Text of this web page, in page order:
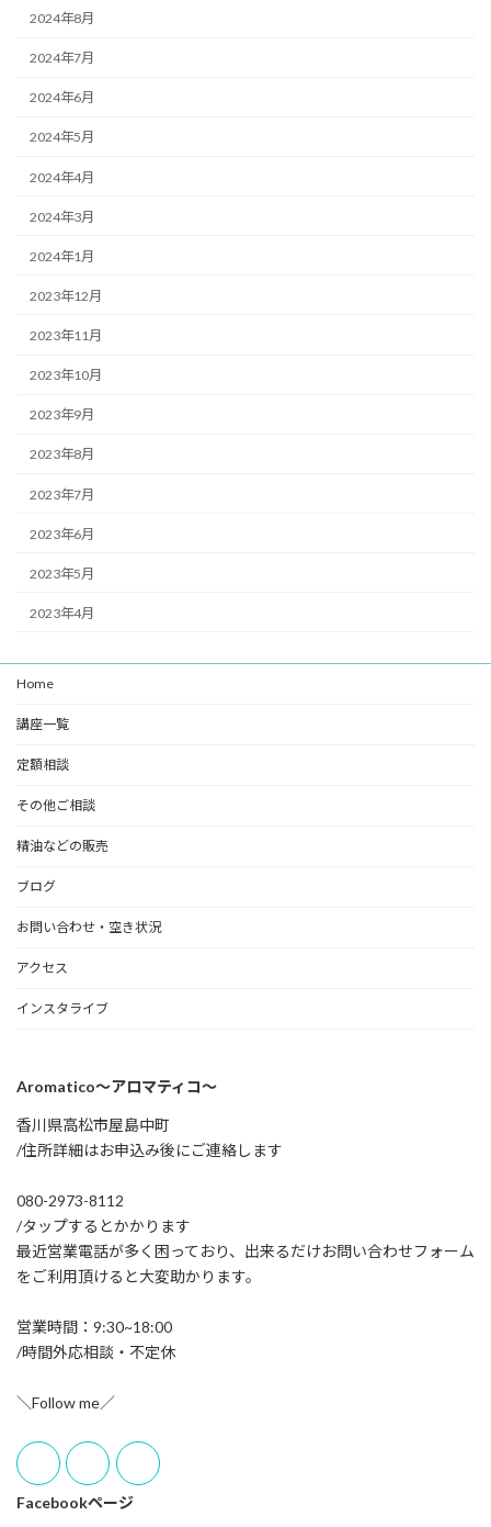
2024年8月
2024年7月
2024年6月
2024年5月
2024年4月
2024年3月
2024年1月
2023年12月
2023年11月
2023年10月
2023年9月
2023年8月
2023年7月
2023年6月
2023年5月
2023年4月
Home
講座一覧
定額相談
その他ご相談
精油などの販売
ブログ
お問い合わせ・空き状況
アクセス
インスタライブ
Aromatico～アロマティコ～
香川県高松市屋島中町
/住所詳細はお申込み後にご連絡します
080-2973-8112
/タップするとかかります
最近営業電話が多く困っており、出来るだけお問い合わせフォーム
をご利用頂けると大変助かります。
営業時間：9:30~18:00
/時間外応相談・不定休
＼Follow me／
Facebookページ